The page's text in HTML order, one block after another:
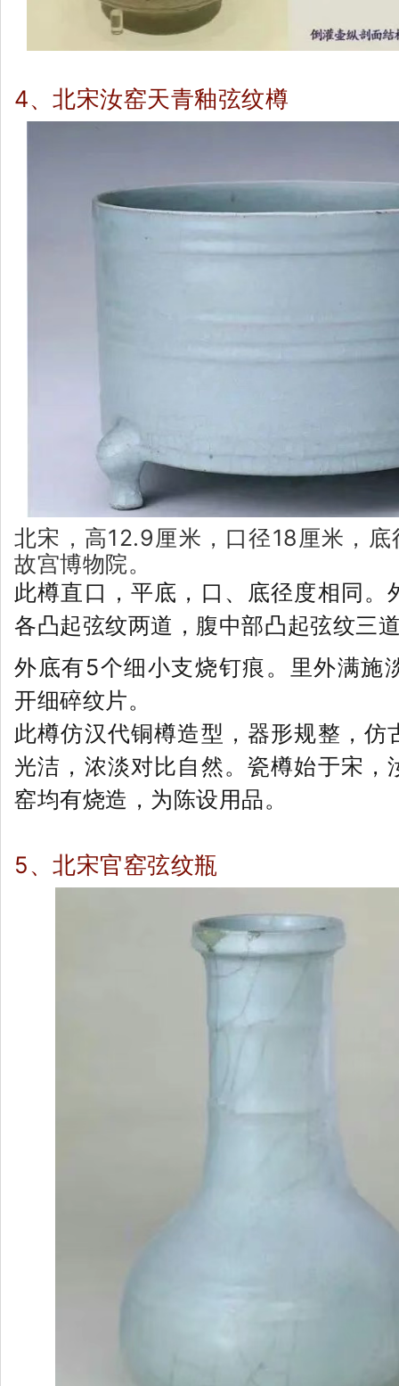
4、北宋汝窑天青釉弦纹樽
北宋，高12.9厘米，口径18厘米，底
故宫博物院。
此樽直口，平底，口、底径度相同。
各凸起弦纹两道，腹中部凸起弦纹三
外底有5个细小支烧钉痕。里外满施
开细碎纹片。
此樽仿汉代铜樽造型，器形规整，仿
光洁，浓淡对比自然。瓷樽始于宋，
窑均有烧造，为陈设用品。
5、北宋官窑弦纹瓶